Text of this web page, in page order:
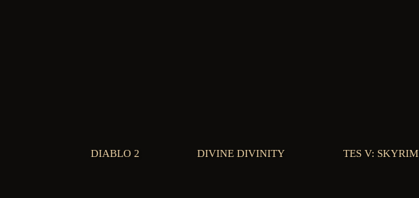
DIABLO 2 DIVINE DIVINITY TES V: SKYRIM